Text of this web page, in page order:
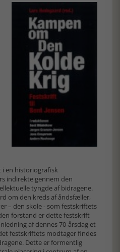
i en historiografisk
indirekte gennem den
tyngde af bidragene.
om den kreds af åndsfæller,
– den skole - som festskriftets
forstand er dette festskrift
af dennes 70-årsdag et
festskriftets modtager findes
Dette er formentlig